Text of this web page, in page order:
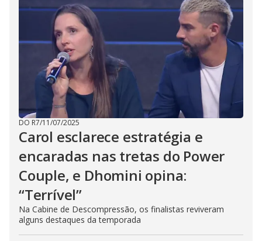
DO R7/11/07/2025
Carol esclarece estratégia e
encaradas nas tretas do Power
Couple, e Dhomini opina:
“Terrível”
Na Cabine de Descompressão, os finalistas reviveram
alguns destaques da temporada